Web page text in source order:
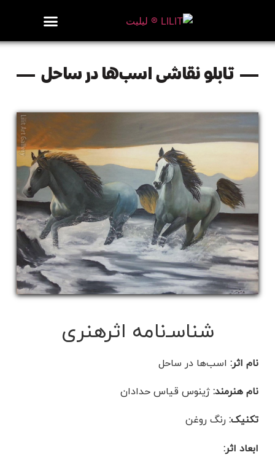
تابلو نقاشی اسب‌ها در ساحل
شناسـ‌نامه اثرهنری
نام اثر:اسب‌ها در ساحل
نام هنرمند:ژینوس قیاس حدادان
تکنیک:رنگ روغن
ابعاد اثر: